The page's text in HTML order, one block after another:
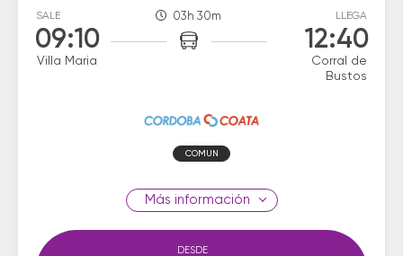
SALE
09:10
Villa Maria
03h 30m LLEGA
12:40
Corral de
Bustos
COMUN
información
DESDE